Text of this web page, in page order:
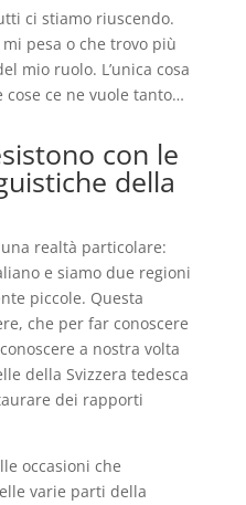
ci stiamo riuscendo.
pesa o che trovo più
mio ruolo. L’unica cosa
ce ne vuole tanto…
con le
della
realtà particolare:
e siamo due regioni
piccole. Questa
che per far conoscere
a nostra volta
della Svizzera tedesca
dei rapporti
occasioni che
varie parti della